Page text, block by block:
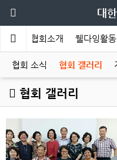
대
메인 협회소개 웰다잉활동
협회 소식 협회 갤러리
협회 갤러리